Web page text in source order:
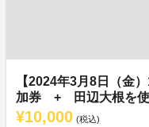
【2024年3月8日（金
加券 + 田辺大根を使
¥10,000 (税込)